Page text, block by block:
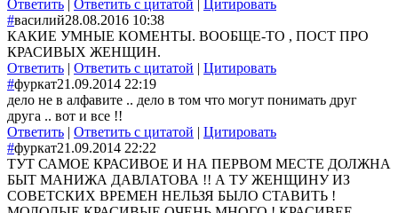
Ответить | Ответить с цитатой | Цитировать
#василий28.08.2016 10:38
КАКИЕ УМНЫЕ КОМЕНТЫ. ВООБЩЕ-ТО , ПОСТ ПРО
КРАСИВЫХ ЖЕНЩИН.
Ответить | Ответить с цитатой | Цитировать
#фуркат21.09.2014 22:19
дело не в алфавите .. дело в том что могут понимать друг
друга .. вот и все !!
Ответить | Ответить с цитатой | Цитировать
#фуркат21.09.2014 22:22
ТУТ САМОЕ КРАСИВОЕ И НА ПЕРВОМ МЕСТЕ ДОЛЖНА
БЫТ МАНИЖА ДАВЛАТОВА !! А ТУ ЖЕНЩИНУ ИЗ
СОВЕТСКИХ ВРЕМЕН НЕЛЬЗЯ БЫЛО СТАВИТЬ !